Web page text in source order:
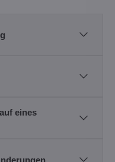
eines